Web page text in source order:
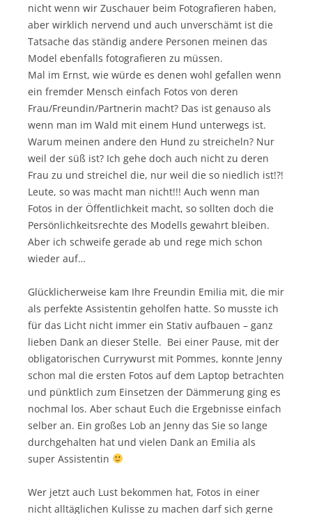
nicht wenn wir Zuschauer beim Fotografieren haben,
aber wirklich nervend und auch unverschämt ist die
Tatsache das ständig andere Personen meinen das
Model ebenfalls fotografieren zu müssen.
Mal im Ernst, wie würde es denen wohl gefallen wenn
ein fremder Mensch einfach Fotos von deren
Frau/Freundin/Partnerin macht? Das ist genauso als
wenn man im Wald mit einem Hund unterwegs ist.
Warum meinen andere den Hund zu streicheln? Nur
weil der süß ist? Ich gehe doch auch nicht zu deren
Frau zu und streichel die, nur weil die so niedlich ist!?!
Leute, so was macht man nicht!!! Auch wenn man
Fotos in der Öffentlichkeit macht, so sollten doch die
Persönlichkeitsrechte des Modells gewahrt bleiben.
Aber ich schweife gerade ab und rege mich schon
wieder auf…
Glücklicherweise kam Ihre Freundin Emilia mit, die mir
als perfekte Assistentin geholfen hatte. So musste ich
für das Licht nicht immer ein Stativ aufbauen – ganz
lieben Dank an dieser Stelle. Bei einer Pause, mit der
obligatorischen Currywurst mit Pommes, konnte Jenny
schon mal die ersten Fotos auf dem Laptop betrachten
und pünktlich zum Einsetzen der Dämmerung ging es
nochmal los. Aber schaut Euch die Ergebnisse einfach
selber an. Ein großes Lob an Jenny das Sie so lange
durchgehalten hat und vielen Dank an Emilia als
super Assistentin
Wer jetzt auch Lust bekommen hat, Fotos in einer
nicht alltäglichen Kulisse zu machen darf sich gerne